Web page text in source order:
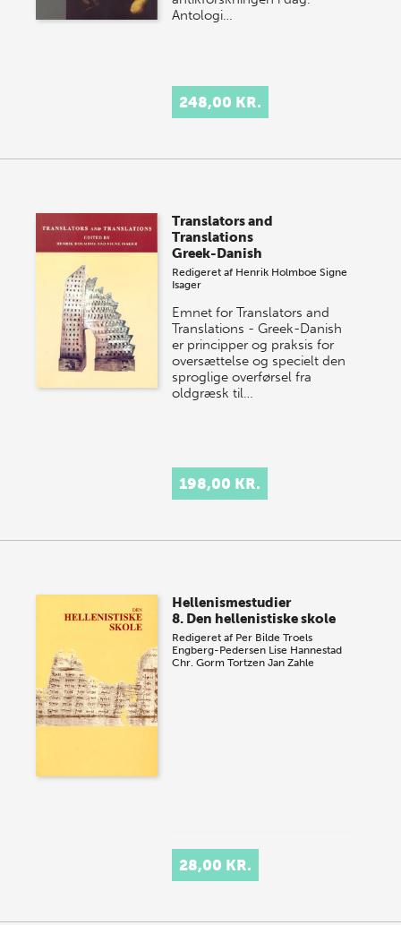
Antologi…
248,00 KR.
Translators and
Translations
Greek-Danish
Redigeret af Henrik Holmboe Signe
Isager
Emnet for Translators and
Translations - Greek-Danish
er principper og praksis for
oversættelse og specielt den
sproglige overførsel fra
oldgræsk til…
198,00 KR.
Hellenismestudier
8. Den hellenistiske skole
Redigeret af Per Bilde Troels
Engberg-Pedersen Lise Hannestad
Chr. Gorm Tortzen Jan Zahle
28,00 KR.